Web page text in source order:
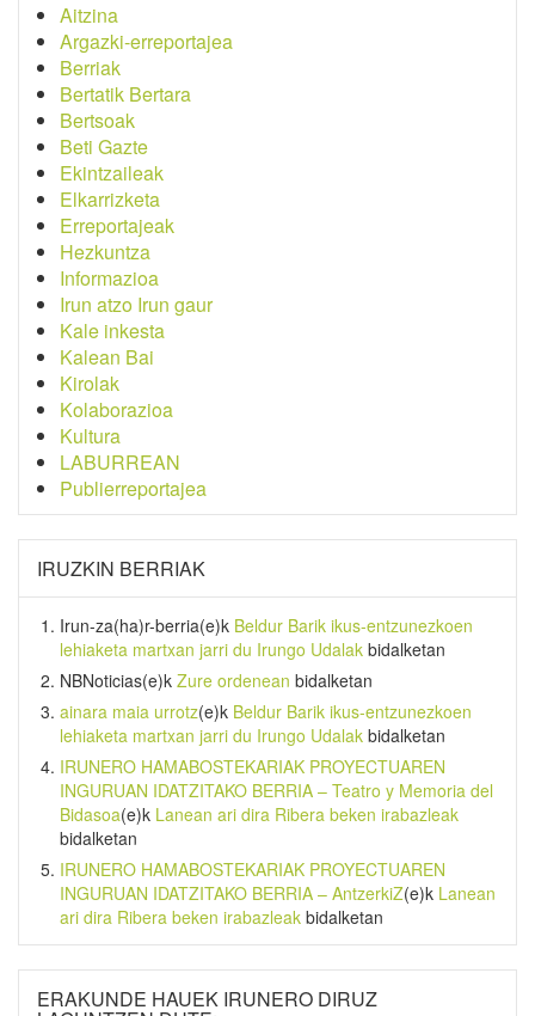
Aitzina
Argazki-erreportajea
Berriak
Bertatik Bertara
Bertsoak
Beti Gazte
Ekintzaileak
Elkarrizketa
Erreportajeak
Hezkuntza
Informazioa
Irun atzo Irun gaur
Kale inkesta
Kalean Bai
Kirolak
Kolaborazioa
Kultura
LABURREAN
Publierreportajea
IRUZKIN BERRIAK
Irun-za(ha)r-berria(e)k Beldur Barik ikus-entzunezkoen
lehiaketa martxan jarri du Irungo Udalak bidalketan
NBNoticias(e)k Zure ordenean bidalketan
ainara maia urrotz(e)k Beldur Barik ikus-entzunezkoen
lehiaketa martxan jarri du Irungo Udalak bidalketan
IRUNERO HAMABOSTEKARIAK PROYECTUAREN
INGURUAN IDATZITAKO BERRIA – Teatro y Memoria del
Bidasoa(e)k Lanean ari dira Ribera beken irabazleak
bidalketan
IRUNERO HAMABOSTEKARIAK PROYECTUAREN
INGURUAN IDATZITAKO BERRIA – AntzerkiZ(e)k Lanean
ari dira Ribera beken irabazleak bidalketan
ERAKUNDE HAUEK IRUNERO DIRUZ